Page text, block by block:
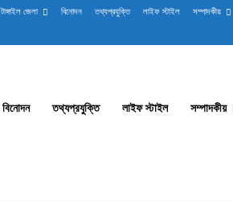
টাঙ্গাইল জেলা বিনোদন তথ্যপ্রযুক্তি লাইফ স্টাইল সম্পাদকীয়
বিনোদন তথ্যপ্রযুক্তি লাইফ স্টাইল সম্পাদকীয়